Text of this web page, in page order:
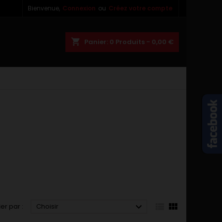
Bienvenue, Connexion ou Créez votre compte
shopping_cart Panier: 0 Produits - 0,00 €
par : Choisir  